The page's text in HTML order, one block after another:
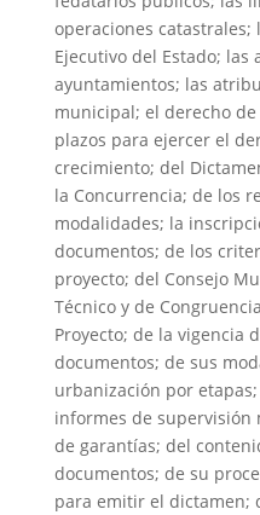
operaciones
Ejecutivo del Estado; las
ayuntamientos; las
municipal; el derecho
plazos para ejercer el
crecimiento; del
la Concurrencia; de los
modalidades; la
documentos; de los
proyecto; del Consejo
Técnico y de
Proyecto; de la vigencia
documentos; de sus
urbanización por
informes de supervisión
de garantías; del
documentos; de su
para emitir el dictamen;